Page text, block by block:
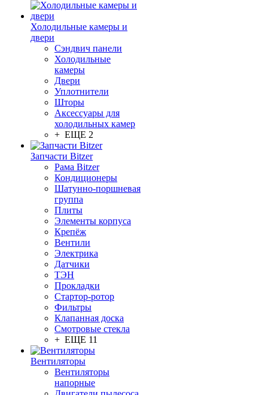
Холодильные камеры и
двери
Сэндвич панели
Холодильные
камеры
Двери
Уплотнители
Шторы
Аксессуары для
холодильных камер
+ ЕЩЕ 2
Запчасти Bitzer
Рама Bitzer
Кондиционеры
Шатунно-поршневая
группа
Плиты
Элементы корпуса
Крепёж
Вентили
Электрика
Датчики
ТЭН
Прокладки
Стартор-ротор
Фильтры
Клапанная доска
Смотровые стекла
+ ЕЩЕ 11
Вентиляторы
Вентиляторы
напорные